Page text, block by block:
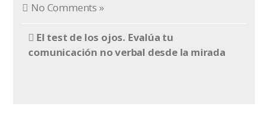
No Comments »
El test de los ojos. Evalúa tu
comunicación no verbal desde la mirada